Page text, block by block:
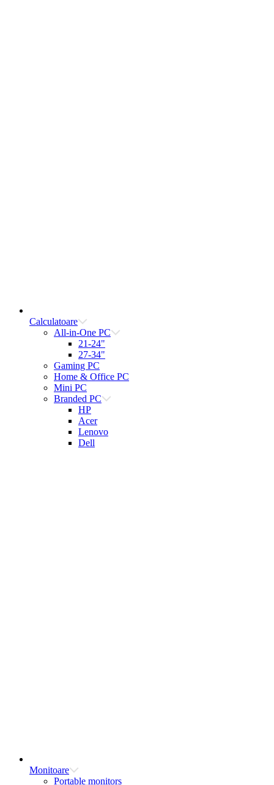
Calculatoare
All-in-One PC
21-24"
27-34"
Gaming PC
Home & Office PC
Mini PC
Branded PC
HP
Acer
Lenovo
Dell
Monitoare
Portable monitors